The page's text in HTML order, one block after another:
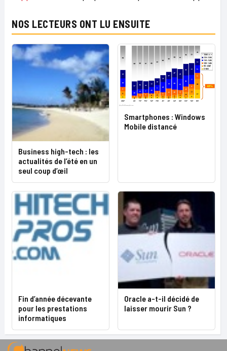
NOS LECTEURS ONT LU ENSUITE
Business high-tech : les
actualités de l’été en un
seul coup d’œil
Smartphones : Windows
Mobile distancé
Fin d’année décevante
pour les prestations
informatiques
Oracle a-t-il décidé de
laisser mourir Sun ?